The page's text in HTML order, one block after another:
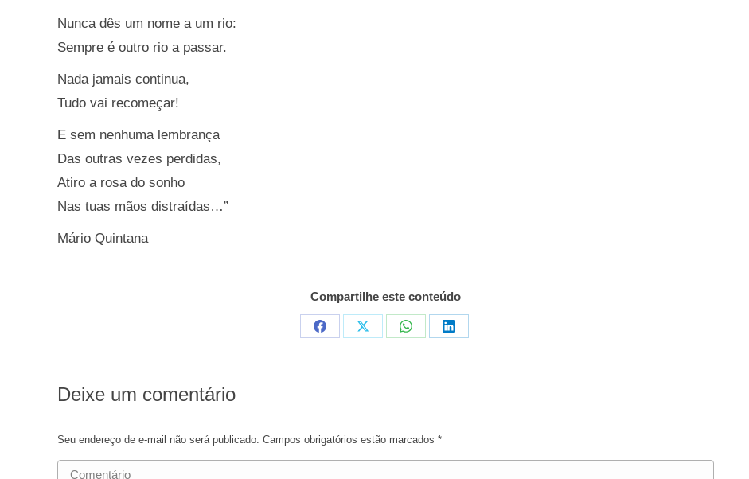
Nunca dês um nome a um rio:
Sempre é outro rio a passar.
Nada jamais continua,
Tudo vai recomeçar!
E sem nenhuma lembrança
Das outras vezes perdidas,
Atiro a rosa do sonho
Nas tuas mãos distraídas…”
Mário Quintana
Compartilhe este conteúdo
CompartilharCompartilharCompartilharCompartilhar
Deixe um comentário
Seu endereço de e-mail não será publicado. Campos obrigatórios estão marcados *
Comentário